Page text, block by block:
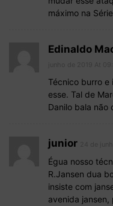
máximo na
Edinaldo
Técnico burro e
esse. Tal de
Danilo bala não
junior
Égua nosso
R.Jansen dua
insiste com
avenida